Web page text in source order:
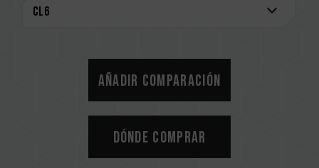
Añadir comparación
Dónde comprar